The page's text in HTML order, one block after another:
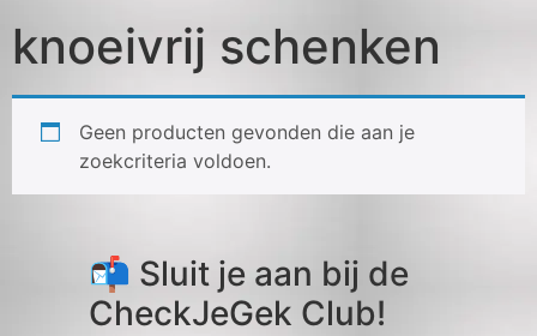
knoeivrij schenken
Geen producten gevonden die aan je
zoekcriteria voldoen.
📬 Sluit je aan bij de
CheckJeGek Club!